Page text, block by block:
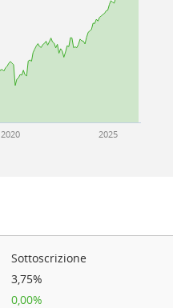
2020 2025
Sottoscrizione
3,75%
0,00%